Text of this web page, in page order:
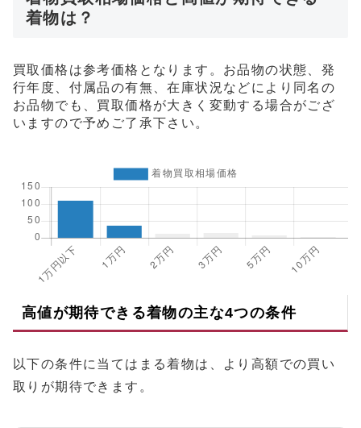
着物は？
買取価格は参考価格となります。お品物の状態、発
行年度、付属品の有無、在庫状況などにより同名の
お品物でも、買取価格が大きく変動する場合がござ
いますので予めご了承下さい。
高値が期待できる着物の主な4つの条件
以下の条件に当てはまる着物は、より高額での買い
取りが期待できます。